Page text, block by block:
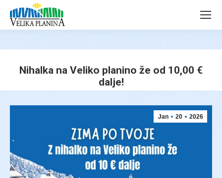
in
in
Nihalka na Veliko planino že od 10,00 €
dalje!
Jan 20 2026